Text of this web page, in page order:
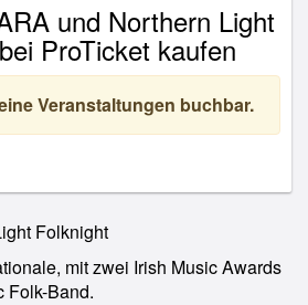
und Northern Light
ProTicket kaufen
Veranstaltungen buchbar.
Folknight
mit zwei Irish Music Awards
Folk-Band.